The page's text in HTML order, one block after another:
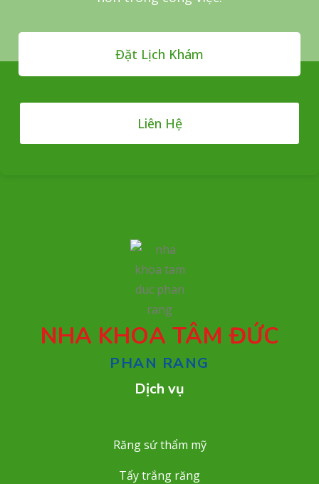
Đặt Lịch Khám
Liên Hệ
NHA KHOA TÂM ĐỨC
PHAN RANG
Dịch vụ
Răng sứ thẩm mỹ
Tẩy trắng răng